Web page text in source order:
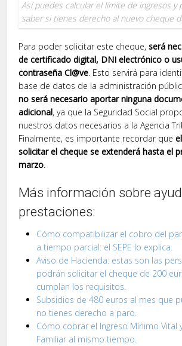
Así puedes calcular el límite de ingresos y
saber si tienes derecho al nuevo cheque
Para poder solicitar este cheque,será
de certificado digital, DNI electrónico o
contraseña Cl@ve. Esto servirá para
base de datos de la administración
no será necesario aportar ninguna
adicional, ya que la Seguridad Social
nuestros datos necesarios a la Agencia
Finalmente, es importante recordar que
solicitar el cheque se extenderá hasta el
marzo.
Más información sobre
prestaciones:
Cómo compatibilizar el cobro del
a tiempo parcial: el SEPE lo explica.
Aviso de Hacienda: estas son las
podrán solicitar el cheque de 200
cumplan los requisitos.
Subsidios de 480 euros al mes que
no tienes derecho a paro.
Cómo cobrar el Ingreso Mínimo Vital
Familiar al mismo tiempo.